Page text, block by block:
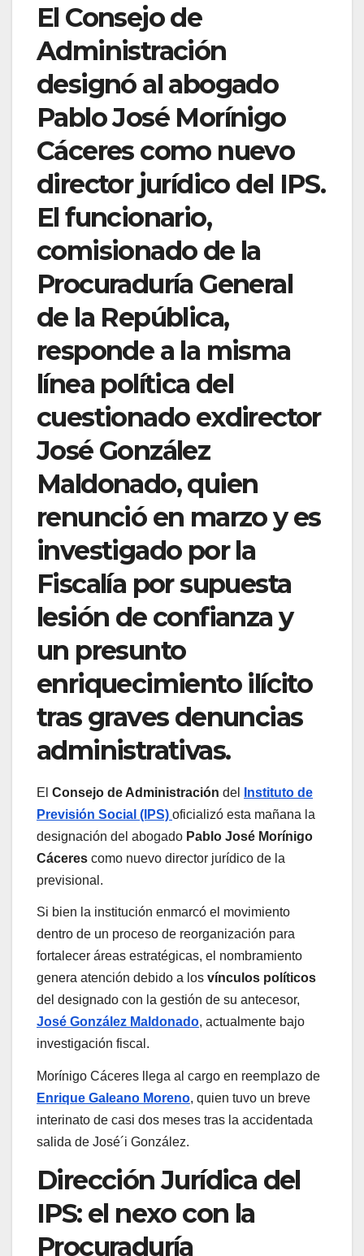
El Consejo de
Administración
designó al abogado
Pablo José Morínigo
Cáceres como nuevo
director jurídico del IPS.
El funcionario,
comisionado de la
Procuraduría General
de la República,
responde a la misma
línea política del
cuestionado exdirector
José González
Maldonado, quien
renunció en marzo y es
investigado por la
Fiscalía por supuesta
lesión de confianza y
un presunto
enriquecimiento ilícito
tras graves denuncias
administrativas.
El Consejo de Administración del
Instituto de
Previsión Social (IPS) oficializó esta mañana la
designación del abogado Pablo José Morínigo
Cáceres como nuevo director jurídico de la
previsional.
Si bien la institución enmarcó el movimiento
dentro de un proceso de reorganización para
fortalecer áreas estratégicas, el nombramiento
genera atención debido a los vínculos políticos
del designado con la gestión de su antecesor,
José González Maldonado, actualmente bajo
investigación fiscal.
Morínigo Cáceres llega al cargo en reemplazo de
Enrique Galeano Moreno, quien tuvo un breve
interinato de casi dos meses tras la accidentada
salida de José´i González.
Dirección Jurídica del
IPS: el nexo con la
Procuraduría